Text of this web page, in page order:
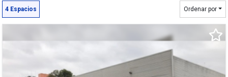
4 Espacios Ordenar por